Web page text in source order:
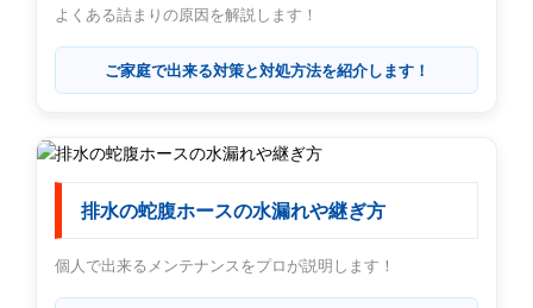
よくある詰まりの原因を解説します！
ご家庭で出来る対策と対処方法を紹介します！
排水の蛇腹ホースの水漏れや継ぎ方
個人で出来るメンテナンスをプロが説明します！